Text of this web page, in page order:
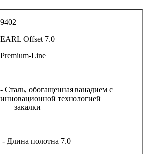
9402
EARL Offset 7.0
Premium-Line
- Сталь, обогащенная ванадием с
инновационной технологией
закалки
- Длина полотна 7.0